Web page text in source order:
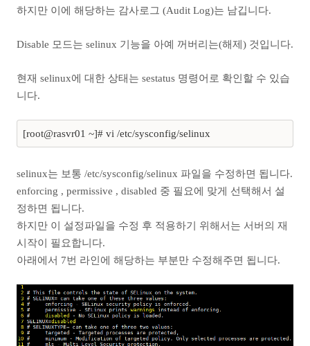
하지만 이에 해당하는 감사로그 (Audit Log)는 남깁니다.
Disable 모드는 selinux 기능을 아예 꺼버리는(해제) 것입니다.
현재 selinux에 대한 상태는 sestatus 명령어로 확인할 수 있습
니다.
[root@rasvr01 ~]# vi /etc/sysconfig/selinux
selinux는 보통 /etc/sysconfig/selinux 파일을 수정하면 됩니다.
enforcing , permissive , disabled 중 필요에 맞게 선택해서 설
정하면 됩니다.
하지만 이 설정파일을 수정 후 적용하기 위해서는 서버의 재
시작이 필요합니다.
아래에서 7번 라인에 해당하는 부분만 수정해주면 됩니다.